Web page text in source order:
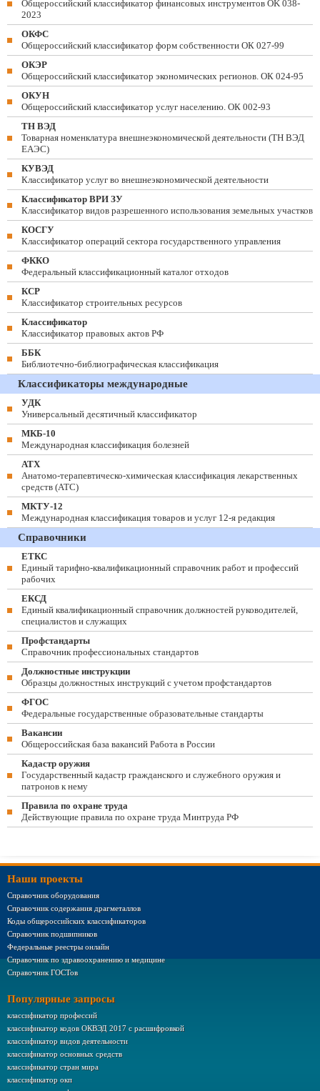
Общероссийский классификатор финансовых инструментов OK 038-
2023
ОКФС
Общероссийский классификатор форм собственности ОК 027-99
ОКЭР
Общероссийский классификатор экономических регионов. ОК 024-95
ОКУН
Общероссийский классификатор услуг населению. ОК 002-93
ТН ВЭД
Товарная номенклатура внешнеэкономической деятельности (ТН ВЭД
ЕАЭС)
КУВЭД
Классификатор услуг во внешнеэкономической деятельности
Классификатор ВРИ ЗУ
Классификатор видов разрешенного использования земельных участков
КОСГУ
Классификатор операций сектора государственного управления
ФККО
Федеральный классификационный каталог отходов
КСР
Классификатор строительных ресурсов
Классификатор
Классификатор правовых актов РФ
ББК
Библиотечно-библиографическая классификация
Классификаторы международные
УДК
Универсальный десятичный классификатор
МКБ-10
Международная классификация болезней
АТХ
Анатомо-терапевтическо-химическая классификация лекарственных
средств (ATC)
МКТУ-12
Международная классификация товаров и услуг 12-я редакция
Справочники
ЕТКС
Единый тарифно-квалификационный справочник работ и профессий
рабочих
ЕКСД
Единый квалификационный справочник должностей руководителей,
специалистов и служащих
Профстандарты
Справочник профессиональных стандартов
Должностные инструкции
Образцы должностных инструкций с учетом профстандартов
ФГОС
Федеральные государственные образовательные стандарты
Вакансии
Общероссийская база вакансий Работа в России
Кадастр оружия
Государственный кадастр гражданского и служебного оружия и
патронов к нему
Правила по охране труда
Действующие правила по охране труда Минтруда РФ
Наши проекты
Справочник оборудования
Справочник содержания драгметаллов
Коды общероссийских классификаторов
Справочник подшипников
Федеральные реестры онлайн
Справочник по здравоохранению и медицине
Справочник ГОСТов
Популярные запросы
классификатор профессий
классификатор кодов ОКВЭД 2017 с расшифровкой
классификатор видов деятельности
классификатор основных средств
классификатор стран мира
классификатор окп